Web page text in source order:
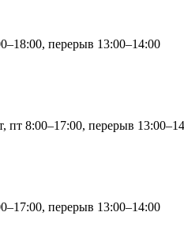
перерыв 13:00–14:00
пт 8:00–17:00, перерыв
перерыв 13:00–14:00